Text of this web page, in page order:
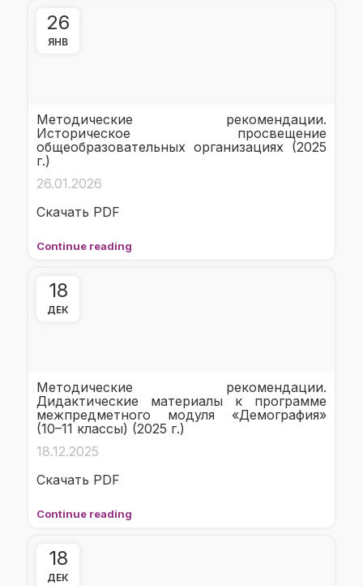
26
ЯНВ
Методические рекомендации.
Историческое просвещение
общеобразовательных организациях (2025
г.)
26.01.2026
Скачать PDF
Continue reading
18
ДЕК
Методические рекомендации.
Дидактические материалы к программе
межпредметного модуля «Демография»
(10–11 классы) (2025 г.)
18.12.2025
Скачать PDF
Continue reading
18
ДЕК